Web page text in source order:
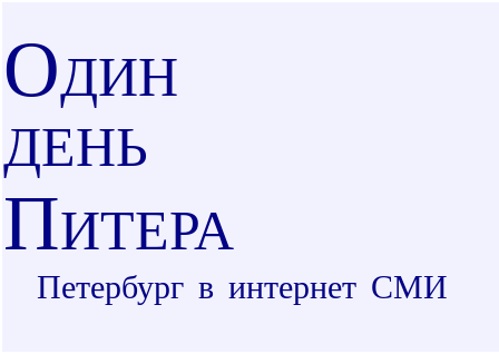
ОДИН
ДЕНЬ
ПИТЕРА
Петербург в интернет СМИ